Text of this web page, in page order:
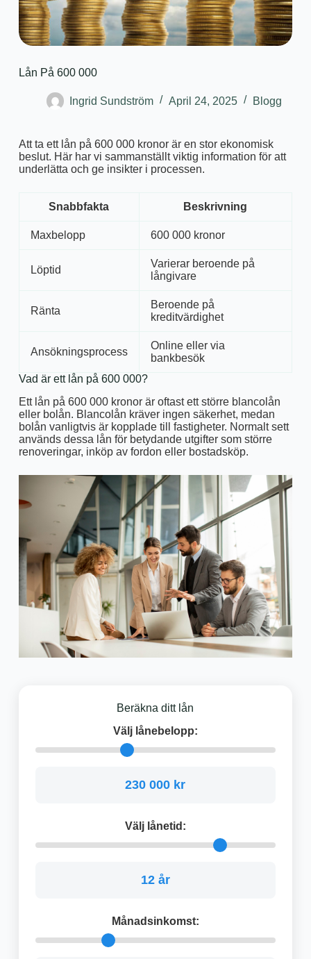
Lån På 600 000
Ingrid Sundström April 24, 2025 Blogg
Att ta ett lån på 600 000 kronor är en stor ekonomisk
beslut. Här har vi sammanställt viktig information för att
underlätta och ge insikter i processen.
Snabbfakta Beskrivning
Maxbelopp 600 000 kronor
Löptid
Varierar beroende på
långivare
Ränta
Beroende på
kreditvärdighet
Ansökningsprocess
Online eller via
bankbesök
Vad är ett lån på 600 000?
Ett lån på 600 000 kronor är oftast ett större blancolån
eller bolån. Blancolån kräver ingen säkerhet, medan
bolån vanligtvis är kopplade till fastigheter. Normalt sett
används dessa lån för betydande utgifter som större
renoveringar, inköp av fordon eller bostadsköp.
Beräkna ditt lån
Välj lånebelopp:
230 000 kr
Välj lånetid:
12 år
Månadsinkomst: